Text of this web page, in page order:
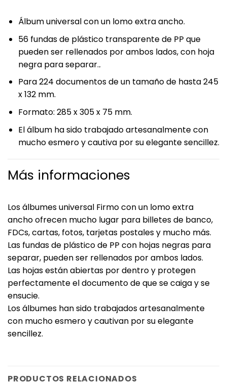
Álbum universal con un lomo extra ancho.
56 fundas de plástico transparente de PP que
pueden ser rellenados por ambos lados, con hoja
negra para separar..
Para 224 documentos de un tamaño de hasta 245
x 132 mm.
Formato: 285 x 305 x 75 mm.
El álbum ha sido trabajado artesanalmente con
mucho esmero y cautiva por su elegante sencillez.
Más informaciones
Los álbumes universal Firmo con un lomo extra
ancho ofrecen mucho lugar para billetes de banco,
FDCs, cartas, fotos, tarjetas postales y mucho más.
Las fundas de plástico de PP con hojas negras para
separar, pueden ser rellenados por ambos lados.
Las hojas están abiertas por dentro y protegen
perfectamente el documento de que se caiga y se
ensucie.
Los álbumes han sido trabajados artesanalmente
con mucho esmero y cautivan por su elegante
sencillez.
PRODUCTOS RELACIONADOS